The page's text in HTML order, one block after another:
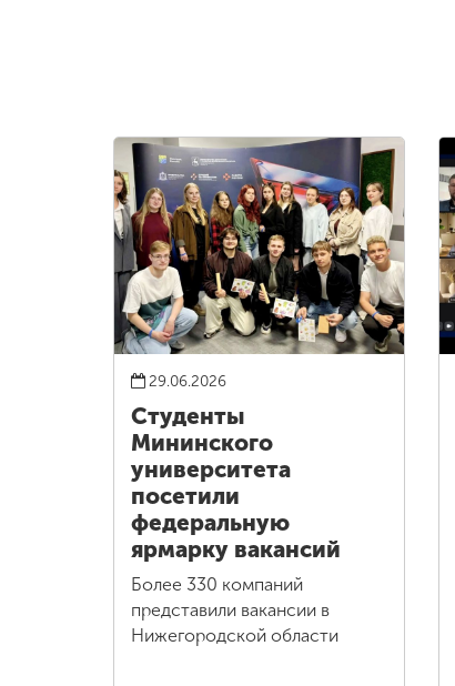
29.06.2026
Студенты
Мининского
университета
посетили
федеральную
ярмарку вакансий
Более 330 компаний
представили вакансии в
Нижегородской области